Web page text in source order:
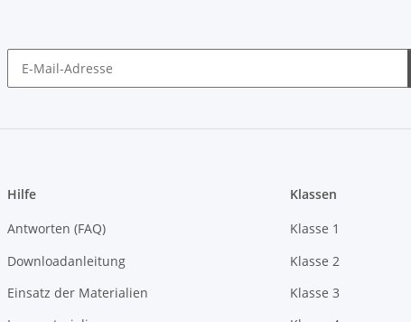
Hilfe
Antworten (FAQ)
Downloadanleitung
Einsatz der Materialien
Klassen
Klasse 1
Klasse 2
Klasse 3